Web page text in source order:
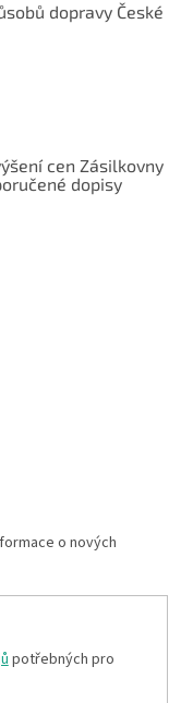
dopravy České
cen Zásilkovny
dopisy
o nových
potřebných pro